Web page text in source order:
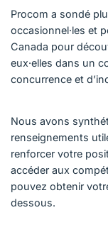
Procom a sondé
occasionnel·les et
Canada pour
eux·elles dans un
concurrence et
Nous avons
renseignements
renforcer votre
accéder aux
pouvez obtenir
dessous.